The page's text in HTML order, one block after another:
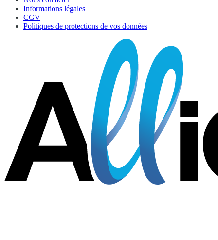
Informations légales
CGV
Politiques de protections de vos données